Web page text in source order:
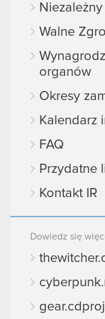
Walne
organów
Okresy
Kalendarz
FAQ
Przydatne
Kontakt IR
Dowiedz się